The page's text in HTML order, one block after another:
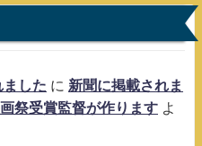
ました に 新聞に掲載されま
祭受賞監督が作ります よ